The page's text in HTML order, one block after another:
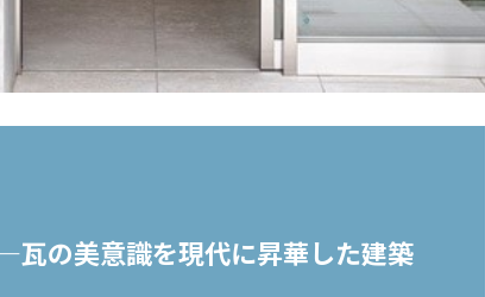
の美意識を現代に昇華した建築